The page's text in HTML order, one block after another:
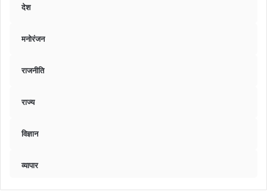
देश
मनोरंजन
राजनीति
राज्य
विज्ञान
व्यापार